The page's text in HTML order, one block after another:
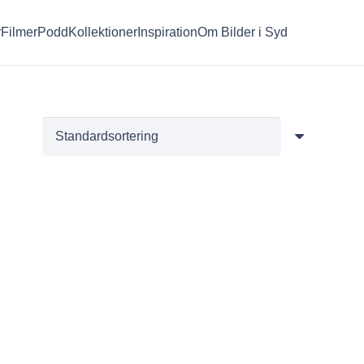
FilmerPodd Kollektioner InspirationOm Bilder i Syd